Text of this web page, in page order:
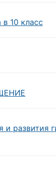
10 класс
и развития